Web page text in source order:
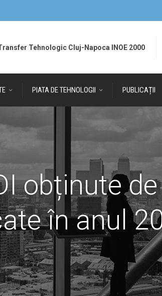
Tehnologic Cluj-Napoca INOE 2000
PIATA DE TEHNOLOGII PUBLICAȚII
obținute
în anul